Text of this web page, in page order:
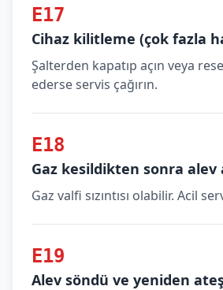
E17
Cihaz kilitleme (çok fazla
Şalterden kapatıp açın veya
ederse servis çağırın.
E18
Gaz kesildikten sonra alev
Gaz valfi sızıntısı olabilir. Acil
E19
Alev söndü ve yeniden